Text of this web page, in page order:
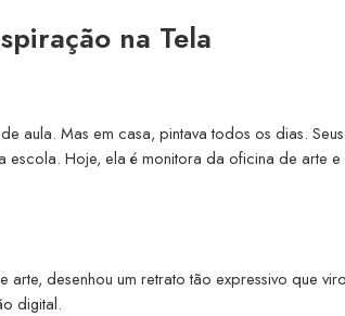
na Tela
aula. Mas em casa, pintava todos os dias. Seus
Hoje, ela é monitora da oficina de arte e
arte, desenhou um retrato tão expressivo que
digital.